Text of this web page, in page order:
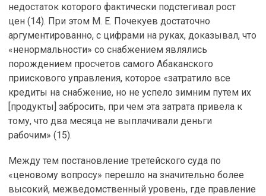
недостаток которого фактически подстегивал рост
цен (14). При этом М. Е. Почекуев достаточно
аргументированно, с цифрами на руках, доказывал, что
«ненормальности» со снабжением являлись
порождением просчетов самого Абаканского
приискового управления, которое «затратило все
кредиты на снабжение, но не успело зимним путем их
[продукты] забросить, при чем эта затрата привела к
тому, что два месяца не выплачивали деньги
рабочим» (15).
Между тем постановление третейского суда по
«ценовому вопросу» перешло на значительно более
высокий, межведомственный уровень, где правление